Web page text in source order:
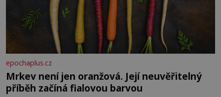
epochaplus.cz
Mrkev není jen oranžová. Její neuvěřitelný
příběh začíná fialovou barvou